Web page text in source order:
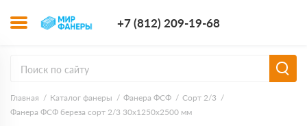
+7 (812) 209-19-68
Главная Каталог фанеры Фанера ФСФ
Сорт 2/3
Фанера ФСФ береза сорт 2/3 30х1250х2500 мм